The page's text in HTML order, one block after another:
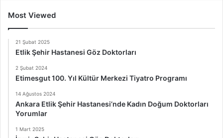
Most Viewed
21 Şubat 2025
Etlik Şehir Hastanesi Göz Doktorları
2 Şubat 2024
Etimesgut 100. Yıl Kültür Merkezi Tiyatro Programı
14 Ağustos 2024
Ankara Etlik Şehir Hastanesi’nde Kadın Doğum Doktorları
Yorumlar
1 Mart 2025